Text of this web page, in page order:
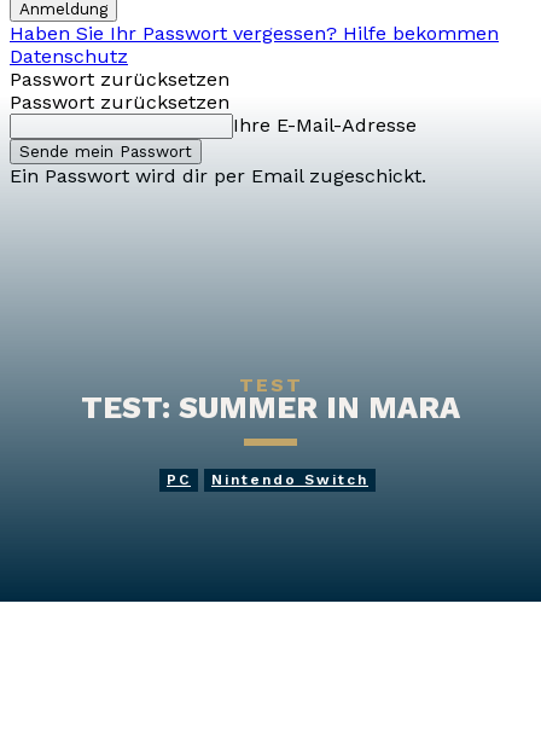
Haben Sie Ihr Passwort vergessen? Hilfe bekommen
Datenschutz
Passwort zurücksetzen
Passwort zurücksetzen
Ihre E-Mail-Adresse
Ein Passwort wird dir per Email zugeschickt.
TEST
TEST: SUMMER IN MARA
PC Nintendo Switch